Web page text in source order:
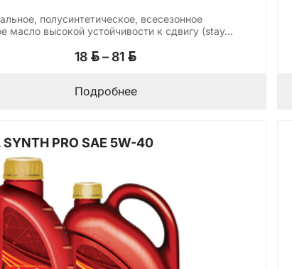
полусинтетическое, всесезонное
масло высокой устойчивости к сдвигу (stay…
18 BYN–81 BYN
–
Подробнее
SYNTH PRO SAE 5W-40